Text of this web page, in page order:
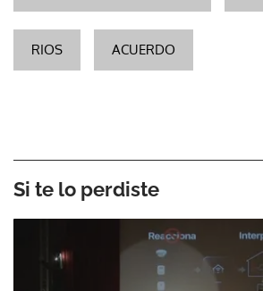
RIOS ACUERDO
Si te lo perdiste